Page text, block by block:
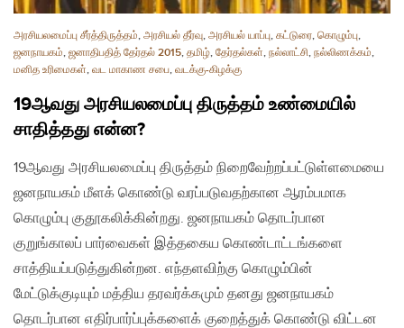
அரசியலமைப்பு சீர்த்திருத்தம், அரசியல் தீர்வு, அரசியல் யாப்பு, கட்டுரை, கொழும்பு,
ஜனநாயகம், ஜனாதிபதித் தேர்தல் 2015, தமிழ், தேர்தல்கள், நல்லாட்சி, நல்லிணக்கம்,
மனித உரிமைகள், வட மாகாண சபை, வடக்கு-கிழக்கு
19ஆவது அரசியலமைப்பு திருத்தம் உண்மையில்
சாதித்தது என்ன?
19ஆவது அரசியலமைப்பு திருத்தம் நிறைவேற்றப்பட்டுள்ளமையை
ஜனநாயகம் மீளக் கொண்டு வரப்படுவதற்கான ஆரம்பமாக
கொழும்பு குதூகலிக்கின்றது. ஜனநாயகம் தொடர்பான
குறுங்காலப் பார்வைகள் இத்தகைய கொண்டாட்டங்களை
சாத்தியப்படுத்துகின்றன. எந்தளவிற்கு கொழும்பின்
மேட்டுக்குடியும் மத்திய தரவர்க்கமும் தனது ஜனநாயகம்
தொடர்பான எதிர்பார்ப்புக்களைக் குறைத்துக் கொண்டு விட்டன